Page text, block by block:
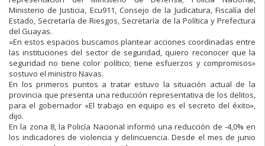
Ministerio de Justicia, Ecu911, Consejo de la Judicatura, Fiscalía del
Estado, Secretaría de Riesgos, Secretaría de la Política y Prefectura
del Guayas.
«En estos espacios buscamos plantear acciones coordinadas entre
las instituciones del sector de seguridad, quiero reconocer que la
seguridad no tiene color político; tiene esfuerzos y compromisos»
sostuvo el ministro Navas.
En los primeros puntos a tratar estuvo la situación actual de la
provincia que presenta una reducción representativa de los delitos,
para el gobernador «El trabajo en equipo es el secreto del éxito»,
dijo.
En la zona 8, la Policía Nacional informó una reducción de -4,0% en
los indicadores de violencia y delincuencia. Desde el mes de junio